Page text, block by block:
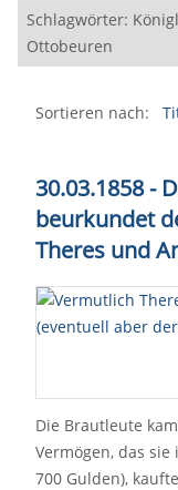
Schlagwörter:
Ottobeuren
Sortieren nach:
30.03.1858 -
beurkundet
Theres und
Die Brautleute
Vermögen, das
700 Gulden),